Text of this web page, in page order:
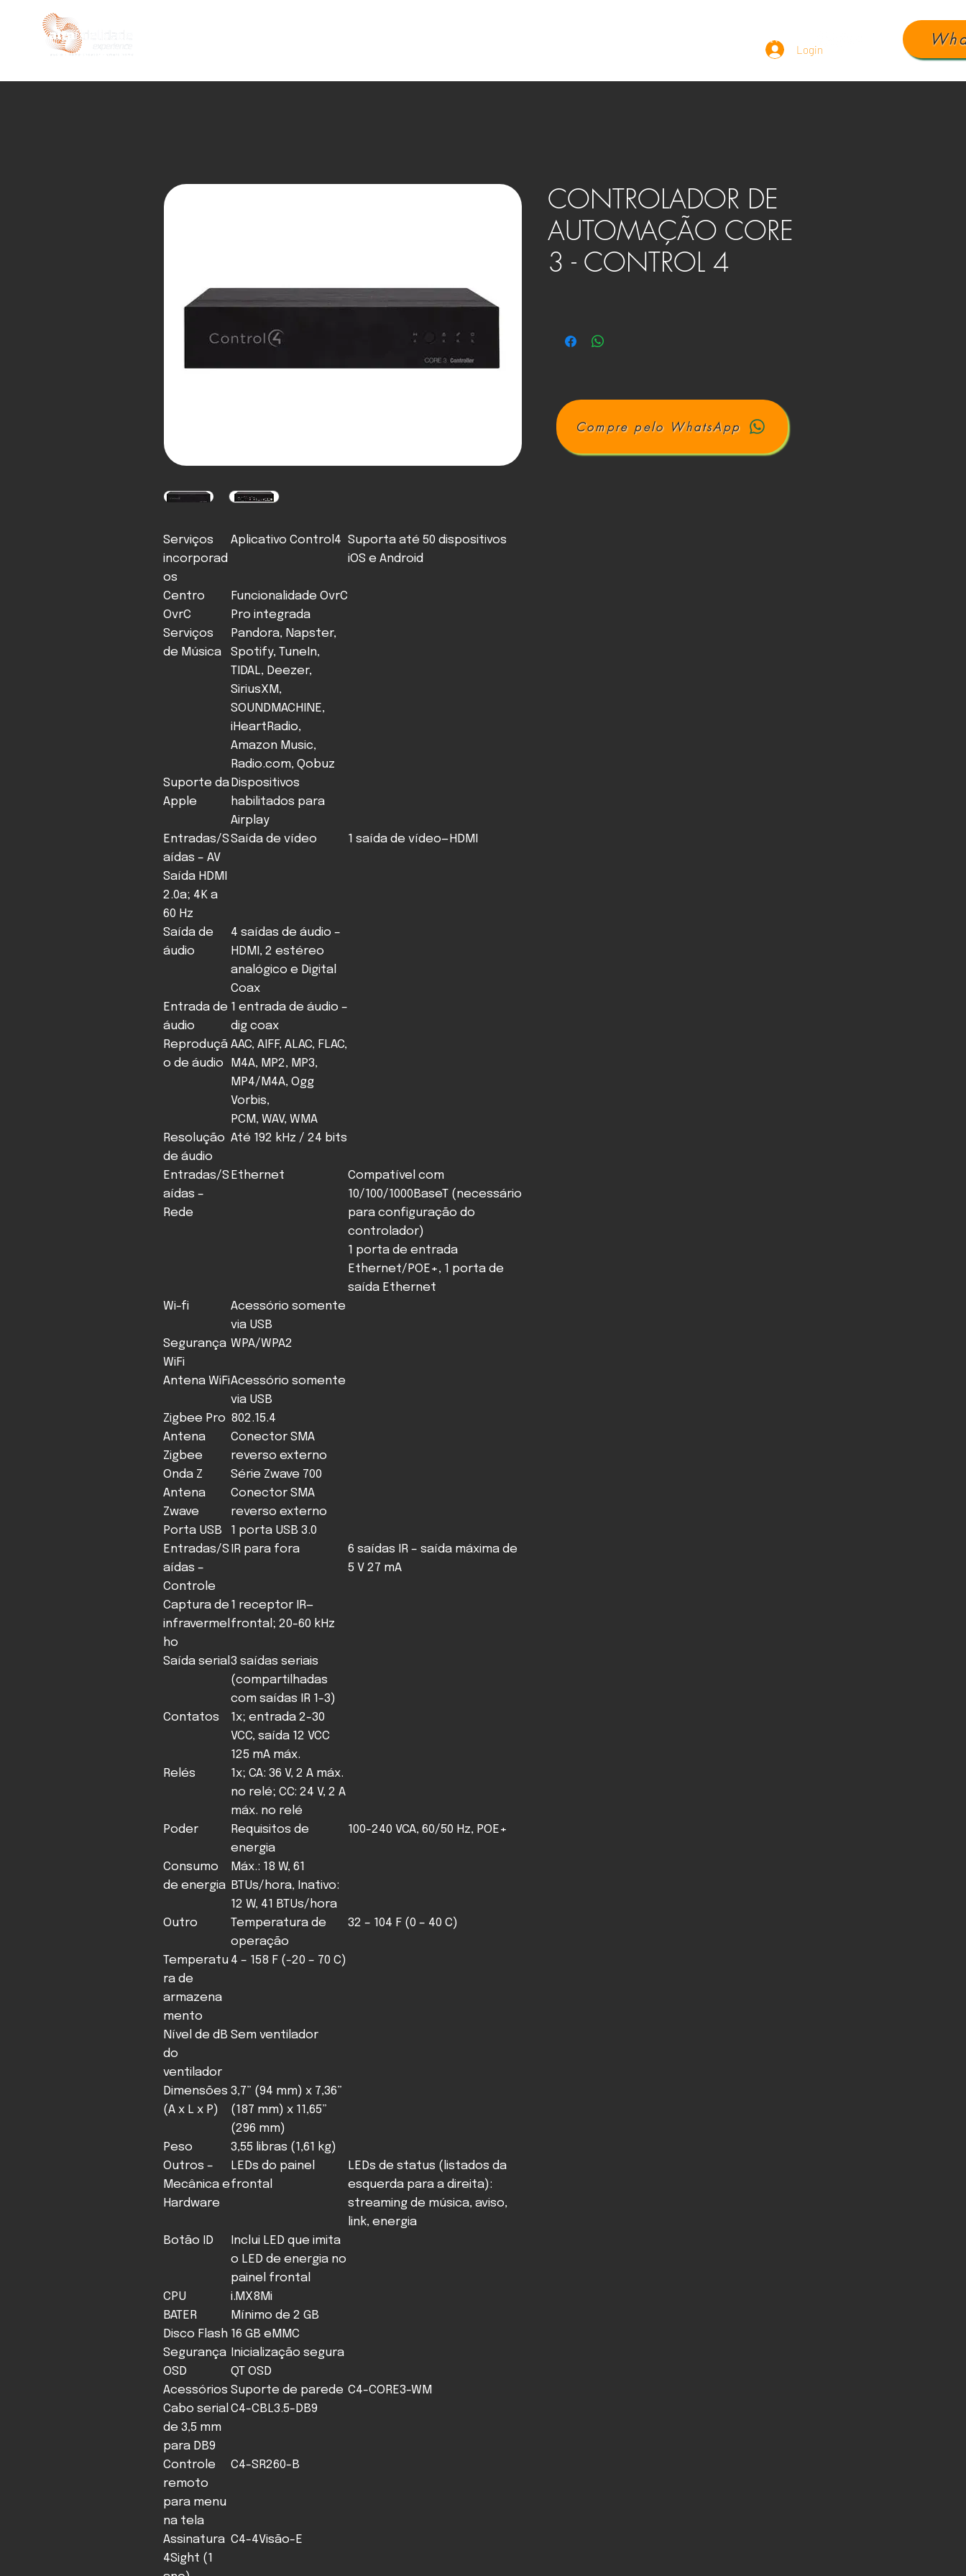
DEPOIMENTOS
Serviços
incorporad
os
Aplicativo Control4 Suporta até 50 dispositivos
iOS e Android
Centro
OvrC
Funcionalidade OvrC
Pro integrada
Serviços
de Música
Pandora, Napster,
Spotify, TuneIn,
TIDAL, Deezer,
SiriusXM,
SOUNDMACHINE,
iHeartRadio,
Amazon Music,
Radio.com, Qobuz
Suporte da
Apple
Dispositivos
habilitados para
Airplay
Entradas/S
aídas – AV
Saída de vídeo 1 saída de vídeo—HDMI
Saída HDMI
2.0a; 4K a
60 Hz
Saída de
áudio
4 saídas de áudio –
HDMI, 2 estéreo
analógico e Digital
Coax
Entrada de
áudio
1 entrada de áudio –
dig coax
Reproduçã
o de áudio
AAC, AIFF, ALAC, FLAC,
M4A, MP2, MP3,
MP4/M4A, Ogg
Vorbis,
PCM, WAV, WMA
Resolução
de áudio
Até 192 kHz / 24 bits
Entradas/S
aídas –
Rede
Ethernet
Compatível com
10/100/1000BaseT (necessário
para configuração do
controlador)
1 porta de entrada
Ethernet/POE+, 1 porta de
saída Ethernet
Wi-fi
Acessório somente
via USB
Segurança
WiFi
WPA/WPA2
Antena WiFiAcessório somente
via USB
Zigbee Pro 802.15.4
Antena
Zigbee
Conector SMA
reverso externo
Onda Z
Série Zwave 700
Antena
Zwave
Conector SMA
reverso externo
Porta USB
1 porta USB 3.0
Entradas/S
aídas –
Controle
IR para fora
6 saídas IR – saída máxima de
5 V 27 mA
Captura de
infravermel
ho
1 receptor IR—
frontal; 20-60 kHz
Saída serial 3 saídas seriais
(compartilhadas
com saídas IR 1-3)
Contatos
1x; entrada 2-30
VCC, saída 12 VCC
125 mA máx.
Relés
1x; CA: 36 V, 2 A máx.
no relé; CC: 24 V, 2 A
máx. no relé
Poder
Requisitos de
energia
100-240 VCA, 60/50 Hz, POE+
Consumo
de energia
Máx.: 18 W, 61
BTUs/hora, Inativo:
12 W, 41 BTUs/hora
Outro
Temperatura de
operação
32 – 104 F (0 – 40 C)
Temperatu
ra de
armazena
mento
4 – 158 F (-20 – 70 C)
Nível de dB
do
ventilador
Sem ventilador
Dimensões
(A x L x P)
3,7” (94 mm) x 7,36”
(187 mm) x 11,65”
(296 mm)
Peso
3,55 libras (1,61 kg)
Outros –
Mecânica e
Hardware
LEDs do painel
frontal
LEDs de status (listados da
esquerda para a direita):
streaming de música, aviso,
link, energia
Botão ID
Inclui LED que imita
o LED de energia no
painel frontal
CPU
i.MX8Mi
BATER
Mínimo de 2 GB
Disco Flash 16 GB eMMC
Segurança
Inicialização segura
OSD
QT OSD
Acessórios Suporte de parede C4-CORE3-WM
Cabo serial
de 3,5 mm
para DB9
C4-CBL3.5-DB9
Controle
remoto
para menu
na tela
C4-SR260-B
Assinatura
4Sight (1
C4-4Visão-E
CONTROLADOR DE
AUTOMAÇÃO CORE
3 - CONTROL 4
Compre pelo WhatsApp
Login